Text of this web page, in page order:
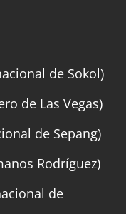
de Sokol)
de Las Vegas)
de Sepang)
Rodríguez)
de